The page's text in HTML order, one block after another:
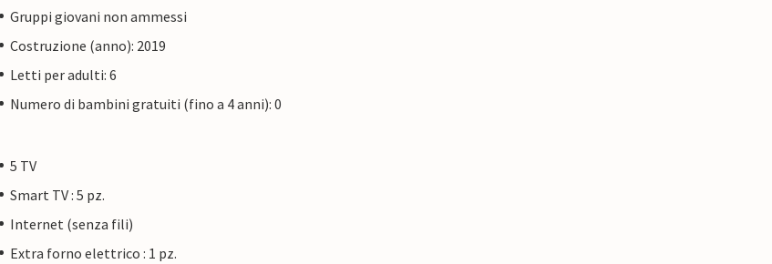
Gruppi giovani non ammessi
Costruzione (anno): 2019
Letti per adulti: 6
Numero di bambini gratuiti (fino a 4 anni): 0
5 TV
Smart TV : 5 pz.
Internet (senza fili)
Extra forno elettrico : 1 pz.